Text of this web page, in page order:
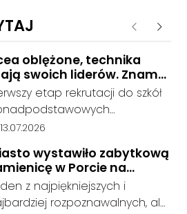
w
Poprzednie
oblężone, technika
swoich liderów. Znamy
wyniki rekrutacji do
w powiecie
etap rekrutacji do szkół
przez Powiat
wyraźniejsze preferencje
absolwentów szkół
Dane dotyczą
którzy wskazali dany
dodania artykułu:
13.07.2026
wystawiło zabytkową
w Porcie na
W dawnym hotelu
powstać mieszkania
z najpiękniejszych i
rozpoznawalnych, ale